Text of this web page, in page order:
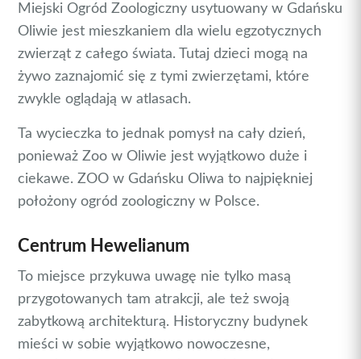
Miejski Ogród Zoologiczny usytuowany w Gdańsku
Oliwie jest mieszkaniem dla wielu egzotycznych
zwierząt z całego świata. Tutaj dzieci mogą na
żywo zaznajomić się z tymi zwierzętami, które
zwykle oglądają w atlasach.
Ta wycieczka to jednak pomysł na cały dzień,
ponieważ Zoo w Oliwie jest wyjątkowo duże i
ciekawe. ZOO w Gdańsku Oliwa to najpiękniej
położony ogród zoologiczny w Polsce.
Centrum Hewelianum
To miejsce przykuwa uwagę nie tylko masą
przygotowanych tam atrakcji, ale też swoją
zabytkową architekturą. Historyczny budynek
mieści w sobie wyjątkowo nowoczesne,